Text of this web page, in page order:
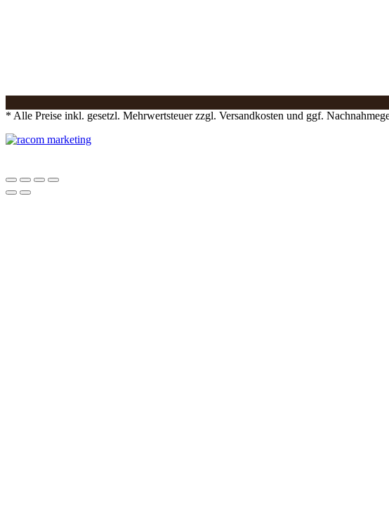
* Alle Preise inkl. gesetzl. Mehrwertsteuer zzgl. Versandkosten und ggf.